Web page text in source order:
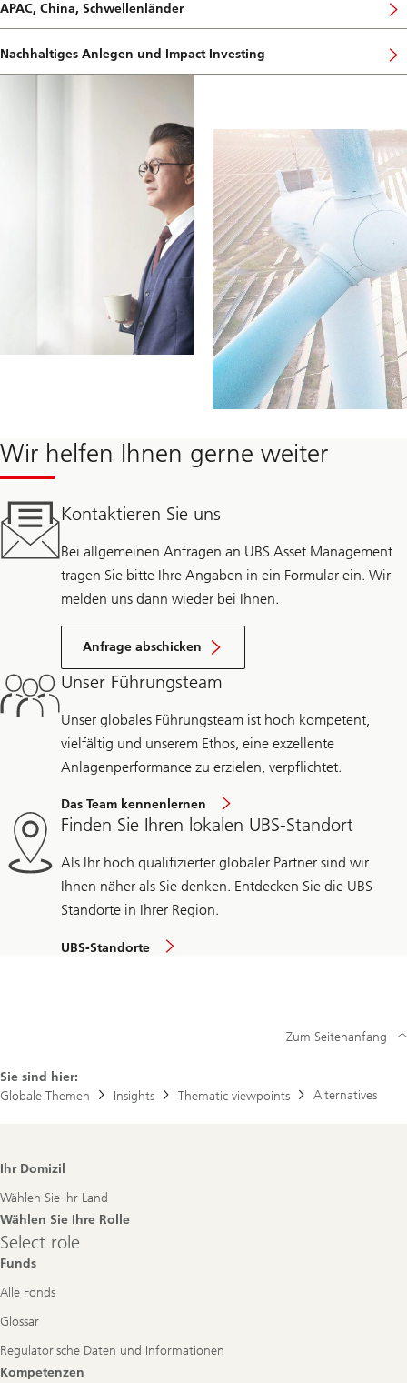
APAC, China, Schwellenländer
Nachhaltiges Anlegen und Impact Investing
Wir helfen Ihnen gerne weiter
Kontaktieren Sie uns
Bei allgemeinen Anfragen an UBS Asset Management
tragen Sie bitte Ihre Angaben in ein Formular ein. Wir
melden uns dann wieder bei Ihnen.
Anfrage abschicken
Unser Führungsteam
Unser globales Führungsteam ist hoch kompetent,
vielfältig und unserem Ethos, eine exzellente
Anlagenperformance zu erzielen, verpflichtet.
Das Team kennenlernen
Finden Sie Ihren lokalen UBS-Standort
Als Ihr hoch qualifizierter globaler Partner sind wir
Ihnen näher als Sie denken. Entdecken Sie die UBS-
Standorte in Ihrer Region.
UBS-Standorte
Sie sind hier:
Globale Themen
Insights Thematic viewpoints Alternatives
Zum Seitenanfang
Footer
Ihr Domizil
Wählen Sie Ihr Land
Wählen Sie Ihre Rolle
Select
role
Select role
Funds
Alle Fonds
Glossar
Regulatorische Daten und Informationen
Kompetenzen